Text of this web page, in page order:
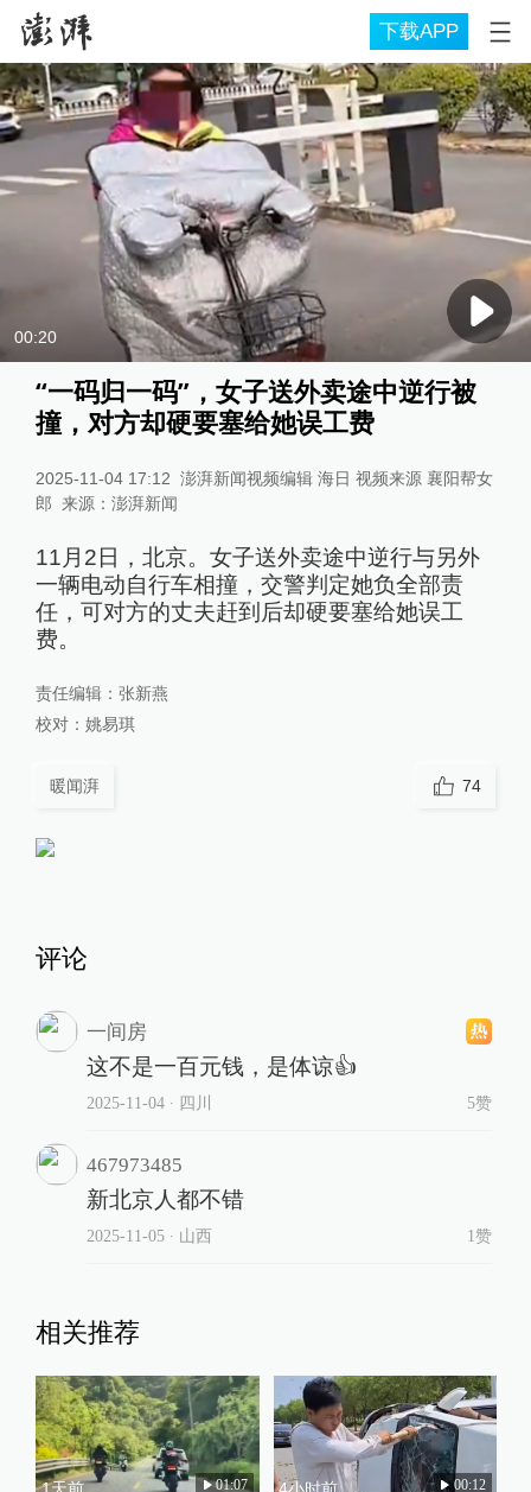
下载APP
00:20
“一码归一码”，女子送外卖途中逆行被
撞，对方却硬要塞给她误工费
2025-11-04 17:12 澎湃新闻视频编辑 海日 视频来源 襄阳帮女
郎 来源： 澎湃新闻
11月2日，北京。女子送外卖途中逆行与另外
一辆电动自行车相撞，交警判定她负全部责
任，可对方的丈夫赶到后却硬要塞给她误工
费。
责任编辑： 张新燕
校对： 姚易琪
暖闻湃 74
评论
一间房
这不是一百元钱，是体谅👍
2025-11-04∙ 四川 5赞
467973485
新北京人都不错
2025-11-05∙ 山西 1赞
相关推荐
01:07 00:12